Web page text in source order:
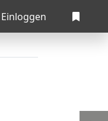
Einloggen